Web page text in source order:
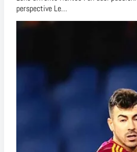
perspective Le…